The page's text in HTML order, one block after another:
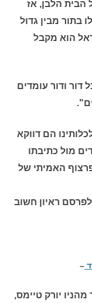
הלבן, אז
בתור מבין גדול
הוא מקבל
ודור עומדים
הם דווקא
מול כתיבתו
האמיתי של
ראיון חשוב
–
יורק טיימס,